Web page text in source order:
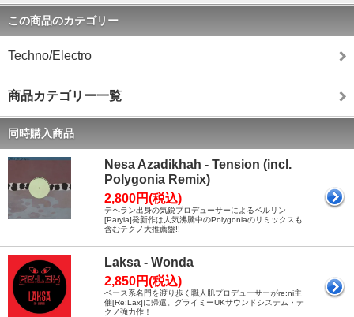
この商品のカテゴリー
Techno/Electro
商品カテゴリー一覧
同時購入商品
Nesa Azadikhah - Tension (incl.
Polygonia Remix)
2,800円(税込)
テヘラン出身の気鋭プロデューサーによるベルリン
[Paryia]発新作は人気沸騰中のPolygoniaのリミックスも
含むテクノ大推薦盤!!
Laksa - Wonda
2,850円(税込)
ベース系名門を渡り歩く職人肌プロデューサーがre:ni主
催[Re:Lax]に帰還。グライミーUKサウンドシステム・テ
クノ強力作！